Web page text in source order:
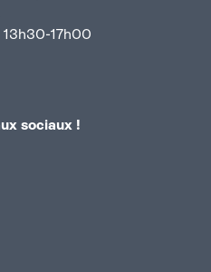
17h00
sociaux !